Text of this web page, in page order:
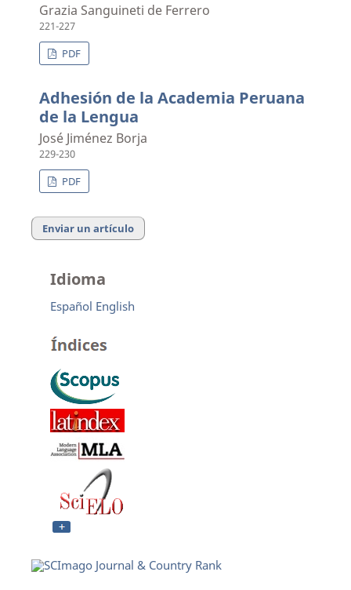
Grazia Sanguineti de Ferrero
221-227
PDF
Adhesión de la Academia Peruana
de la Lengua
José Jiménez Borja
229-230
PDF
Enviar un artículo
Idioma
Español English